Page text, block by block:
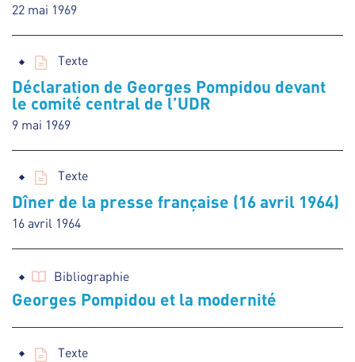
22 mai 1969
Texte
Déclaration de Georges Pompidou devant
le comité central de l’UDR
9 mai 1969
Texte
Dîner de la presse française (16 avril 1964)
16 avril 1964
Bibliographie
Georges Pompidou et la modernité
Texte